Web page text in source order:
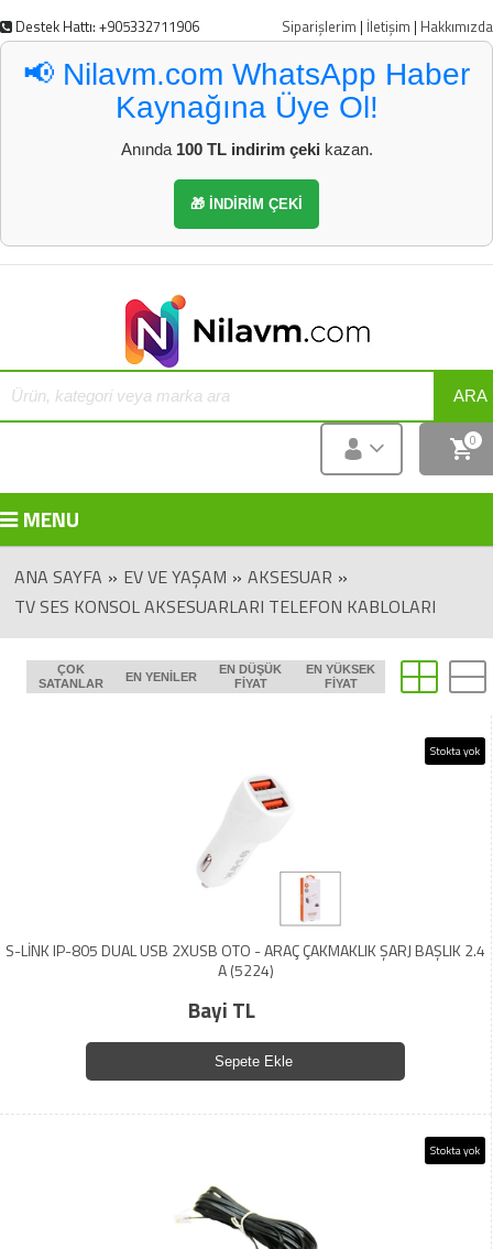
Destek Hattı: +905332711906 Siparişlerim | İletişim | Hakkımızda
📢 Nilavm.com WhatsApp Haber
Kaynağına Üye Ol!
Anında 100 TL indirim çeki kazan.
🎁 İNDİRİM ÇEKİ
ARA
0
MENU
ANA SAYFA » EV VE YAŞAM » AKSESUAR »
TV SES KONSOL AKSESUARLARI TELEFON KABLOLARI
ÇOK
SATANLAR
EN YENILER
EN DÜŞÜK
FIYAT
EN YÜKSEK
FIYAT
Stokta yok
S-LİNK IP-805 DUAL USB 2XUSB OTO - ARAÇ ÇAKMAKLIK ŞARJ BAŞLIK 2.4
A (5224)
Bayi TL
Sepete Ekle
Stokta yok